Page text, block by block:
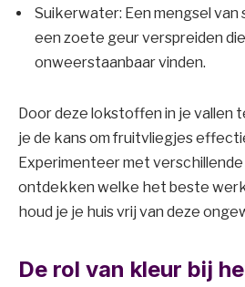
Suikerwater: Een mengsel
een zoete geur verspreiden
onweerstaanbaar vinden.
Door deze lokstoffen in je vallen
je de kans om fruitvliegjes
Experimenteer met
ontdekken welke het beste
houd je je huis vrij van deze
De rol van kleur bij